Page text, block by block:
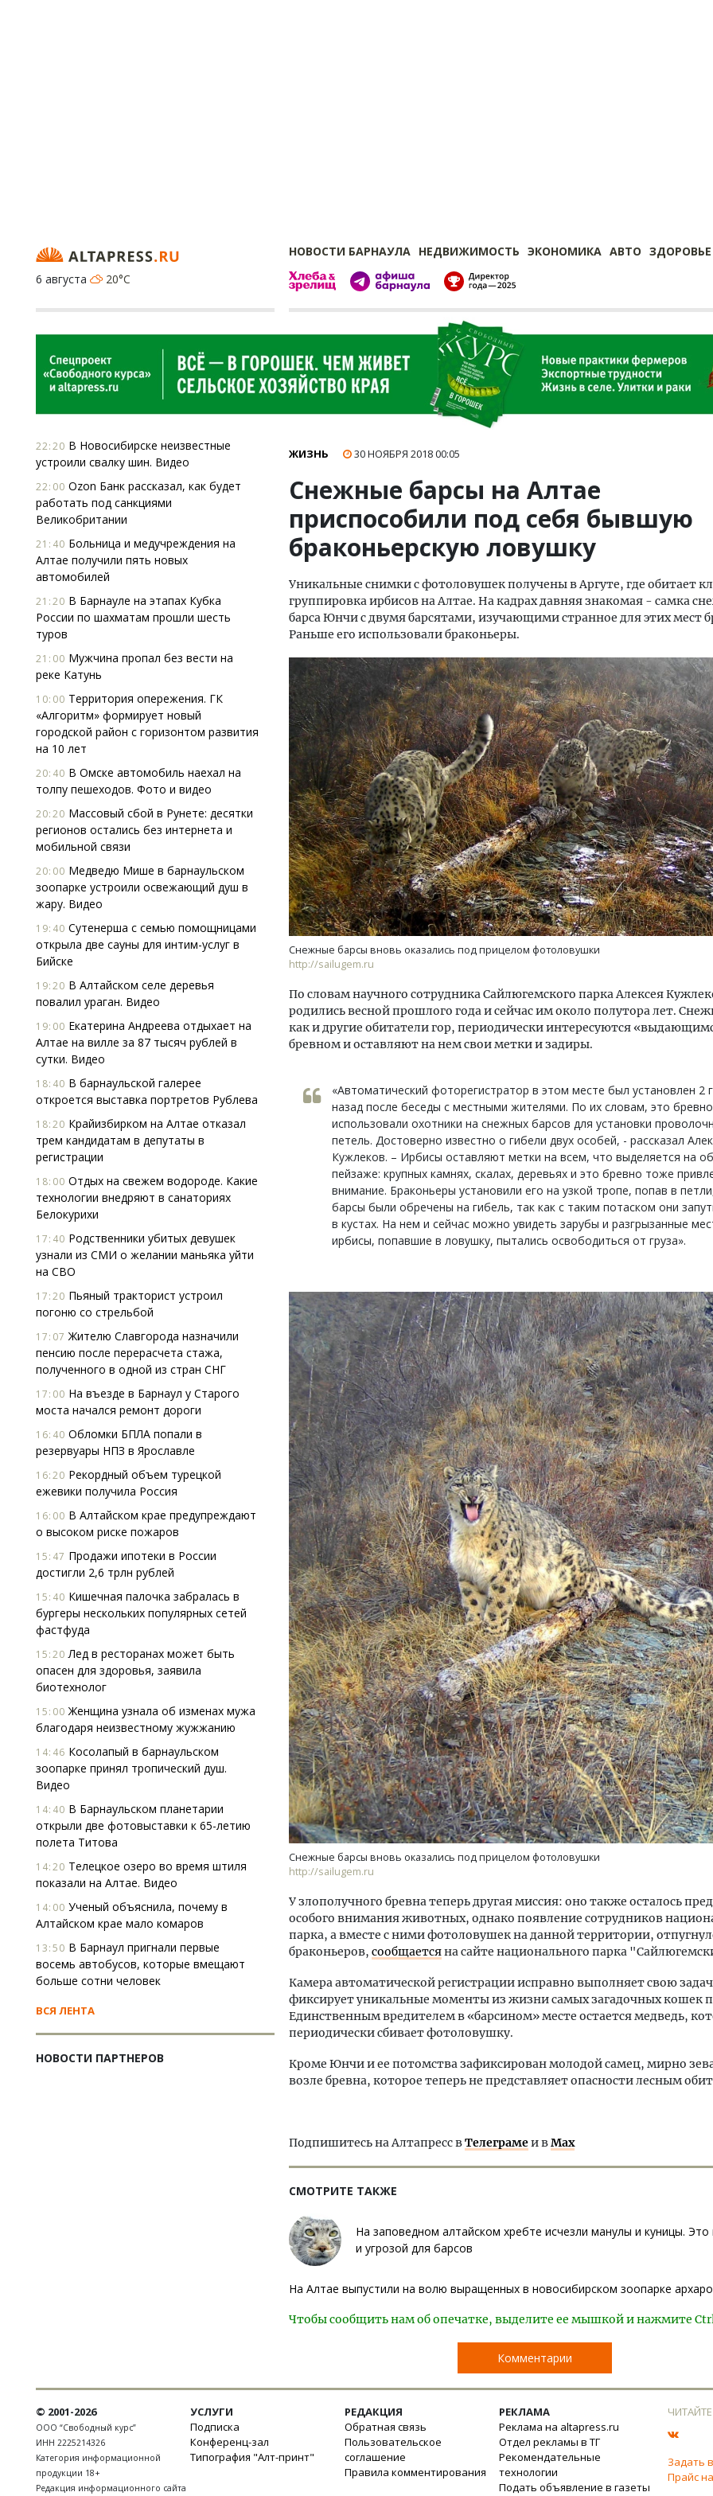
НОВОСТИ БАРНАУЛА НЕДВИЖИМОСТЬ ЭКОНОМИКА АВТО ЗДОРОВЬЕ
6 августа
20°C
22:20 В Новосибирске неизвестные
устроили свалку шин. Видео
22:00 Ozon Банк рассказал, как будет
работать под санкциями
Великобритании
21:40 Больница и медучреждения на
Алтае получили пять новых
автомобилей
21:20 В Барнауле на этапах Кубка
России по шахматам прошли шесть
туров
21:00 Мужчина пропал без вести на
реке Катунь
10:00 Территория опережения. ГК
«Алгоритм» формирует новый
городской район с горизонтом развития
на 10 лет
20:40 В Омске автомобиль наехал на
толпу пешеходов. Фото и видео
20:20 Массовый сбой в Рунете: десятки
регионов остались без интернета и
мобильной связи
20:00 Медведю Мише в барнаульском
зоопарке устроили освежающий душ в
жару. Видео
19:40 Сутенерша с семью помощницами
открыла две сауны для интим-услуг в
Бийске
19:20 В Алтайском селе деревья
повалил ураган. Видео
19:00 Екатерина Андреева отдыхает на
Алтае на вилле за 87 тысяч рублей в
сутки. Видео
18:40 В барнаульской галерее
откроется выставка портретов Рублева
18:20 Крайизбирком на Алтае отказал
трем кандидатам в депутаты в
регистрации
18:00 Отдых на свежем водороде. Какие
технологии внедряют в санаториях
Белокурихи
17:40 Родственники убитых девушек
узнали из СМИ о желании маньяка уйти
на СВО
17:20 Пьяный тракторист устроил
погоню со стрельбой
17:07 Жителю Славгорода назначили
пенсию после перерасчета стажа,
полученного в одной из стран СНГ
17:00 На въезде в Барнаул у Старого
моста начался ремонт дороги
16:40 Обломки БПЛА попали в
резервуары НПЗ в Ярославле
16:20 Рекордный объем турецкой
ежевики получила Россия
16:00 В Алтайском крае предупреждают
о высоком риске пожаров
15:47 Продажи ипотеки в России
достигли 2,6 трлн рублей
15:40 Кишечная палочка забралась в
бургеры нескольких популярных сетей
фастфуда
15:20 Лед в ресторанах может быть
опасен для здоровья, заявила
биотехнолог
15:00 Женщина узнала об изменах мужа
благодаря неизвестному жужжанию
14:46 Косолапый в барнаульском
зоопарке принял тропический душ.
Видео
14:40 В Барнаульском планетарии
открыли две фотовыставки к 65-летию
полета Титова
14:20 Телецкое озеро во время штиля
показали на Алтае. Видео
14:00 Ученый объяснила, почему в
Алтайском крае мало комаров
13:50 В Барнаул пригнали первые
восемь автобусов, которые вмещают
больше сотни человек
ВСЯ ЛЕНТА
НОВОСТИ ПАРТНЕРОВ
ЖИЗНЬ 30 НОЯБРЯ 201800:05
Снежные барсы на Алтае
приспособили под себя бывшую
браконьерскую ловушку
Уникальные снимки с фотоловушек получены в Аргуте, где обитает
группировка ирбисов на Алтае. На кадрах давняя знакомая - самка
барса Юнчи с двумя барсятами, изучающими странное для этих мест
Раньше его использовали браконьеры.
Снежные барсы вновь оказались под прицелом фотоловушки
http://sailugem.ru
По словам научного сотрудника Сайлюгемского парка Алексея
родились весной прошлого года и сейчас им около полутора лет.
как и другие обитатели гор, периодически интересуются
бревном и оставляют на нем свои метки и задиры.
«Автоматический фоторегистратор в этом месте был установлен 2
назад после беседы с местными жителями. По их словам, это бревно
использовали охотники на снежных барсов для установки
петель. Достоверно известно о гибели двух особей, - рассказал
Кужлеков. – Ирбисы оставляют метки на всем, что выделяется на
пейзаже: крупных камнях, скалах, деревьях и это бревно тоже
внимание. Браконьеры установили его на узкой тропе, попав в
барсы были обречены на гибель, так как с таким потаском они
в кустах. На нем и сейчас можно увидеть зарубы и разгрызанные
ирбисы, попавшие в ловушку, пытались освободиться от груза».
Снежные барсы вновь оказались под прицелом фотоловушки
http://sailugem.ru
У злополучного бревна теперь другая миссия: оно также осталось
особого внимания животных, однако появление сотрудников
парка, а вместе с ними фотоловушек на данной территории,
браконьеров, сообщаетсяна сайте национального парка
Камера автоматической регистрации исправно выполняет свою
фиксирует уникальные моменты из жизни самых загадочных кошек
Единственным вредителем в «барсином» месте остается медведь,
периодически сбивает фотоловушку.
Кроме Юнчи и ее потомства зафиксирован молодой самец, мирно
возле бревна, которое теперь не представляет опасности лесным
Подпишитесь на Алтапресс вТелеграмеи вMax
СМОТРИТЕ ТАКЖЕ
На заповедном алтайском хребте исчезли манулы и куницы.
и угрозой для барсов
На Алтае выпустили на волю выращенных в новосибирском зоопарке
Чтобы сообщить нам об опечатке, выделите ее мышкой и нажмите
Комментарии
Архитектурный код начинается с
земли. Мощение крупноформатными
плитами становится новым
стандартом благоустройства
СТРОИТЕЛЬСТВО
Двухуровневые номера и
Каким будет новый
«Белкур» в Белокурихе
ДОМА И КВАРТИРЫ
© 2001-2026
ООО “Свободный курс”
ИНН 2225214326
Категория информационной
продукции 18+
Редакция информационного сайта
УСЛУГИ
Подписка
Конференц-зал
Типография "Алт-принт"
РЕДАКЦИЯ
Обратная связь
Пользовательское
соглашение
Правила комментирования
РЕКЛАМА
Реклама на altapress.ru
Отдел рекламы в ТГ
Рекомендательные
технологии
Подать объявление в газеты
Задать
Прайс